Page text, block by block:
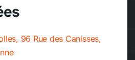
96 Rue des Canisses,